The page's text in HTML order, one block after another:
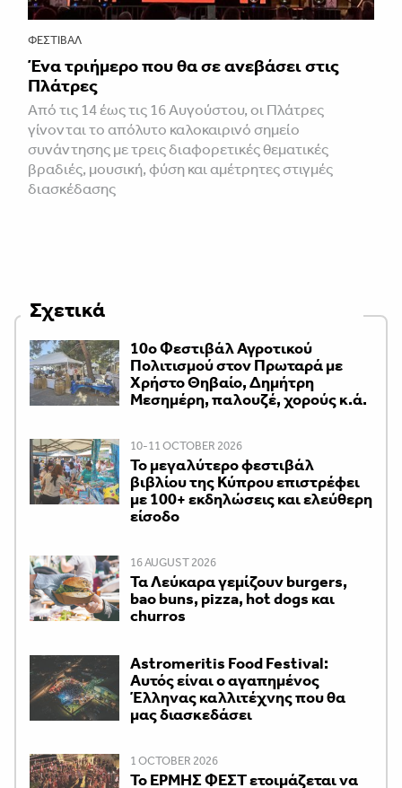
ΦΕΣΤΙΒΑΛ
Ένα τριήμερο που θα σε ανεβάσει στις
Πλάτρες
Από τις 14 έως τις 16 Αυγούστου, οι Πλάτρες
γίνονται το απόλυτο καλοκαιρινό σημείο
συνάντησης με τρεις διαφορετικές θεματικές
βραδιές, μουσική, φύση και αμέτρητες στιγμές
διασκέδασης
Σχετικά
10ο Φεστιβάλ Αγροτικού
Πολιτισμού στον Πρωταρά με
Χρήστο Θηβαίο, Δημήτρη
Μεσημέρη, παλουζέ, χορούς κ.ά.
10-11 OCTOBER 2026
Το μεγαλύτερο φεστιβάλ
βιβλίου της Κύπρου επιστρέφει
με 100+ εκδηλώσεις και ελεύθερη
είσοδο
16 AUGUST 2026
Τα Λεύκαρα γεμίζουν burgers,
bao buns, pizza, hot dogs και
churros
Astromeritis Food Festival:
Αυτός είναι ο αγαπημένος
Έλληνας καλλιτέχνης που θα
μας διασκεδάσει
1 OCTOBER 2026
Το ΕΡΜΗΣ ΦΕΣΤ ετοιμάζεται να